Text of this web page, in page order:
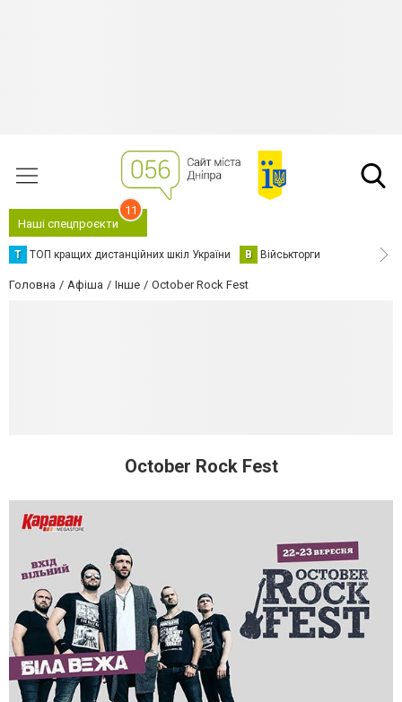
Наші спецпроєкти
11
Т ТОП кращих дистанційних шкіл України В Військторги
Головна Афіша Інше October Rock Fest
October Rock Fest